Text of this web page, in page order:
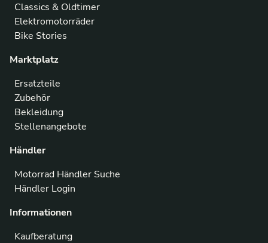
Classics & Oldtimer
Elektromotorräder
Bike Stories
Marktplatz
Ersatzteile
Zubehör
Bekleidung
Stellenangebote
Händler
Motorrad Händler Suche
Händler Login
Informationen
Kaufberatung